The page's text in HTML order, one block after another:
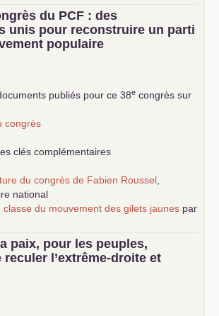
du PCF : des
unis pour reconstruire un parti
populaire
publiés pour ce 38e congrès sur
congrès
clés complémentaires
du congrès de Fabien Roussel
national
classe du mouvement des gilets jaunes par
Claude Delaunay
le marxisme est la
notre temps
aux partis communistes et ouvrier
paix, pour les peuples,
l’extrême-droite et